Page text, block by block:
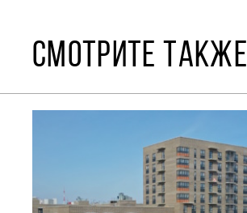
СМОТРИТЕ ТАКЖЕ